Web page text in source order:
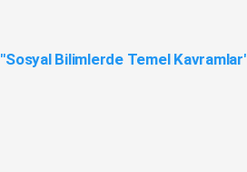
"Sosyal Bilimlerde Temel